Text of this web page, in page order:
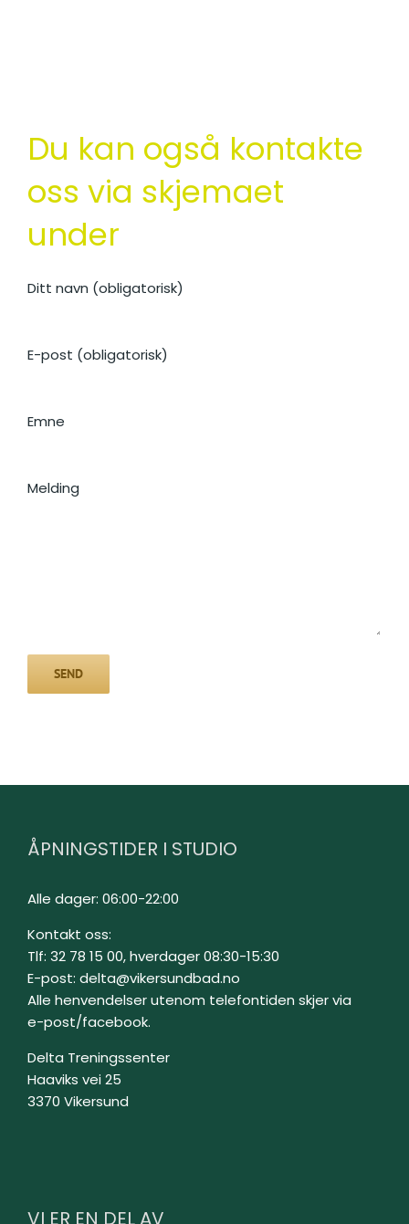
Du kan også kontakte
oss via skjemaet
under
Ditt navn (obligatorisk)
E-post (obligatorisk)
Emne
Melding
ÅPNINGSTIDER I STUDIO
Alle dager: 06:00-22:00
Kontakt oss:
Tlf: 32 78 15 00, hverdager 08:30-15:30
E-post: delta@vikersundbad.no
Alle henvendelser utenom telefontiden skjer via
e-post/facebook.
Delta Treningssenter
Haaviks vei 25
3370 Vikersund
VI ER EN DEL AV